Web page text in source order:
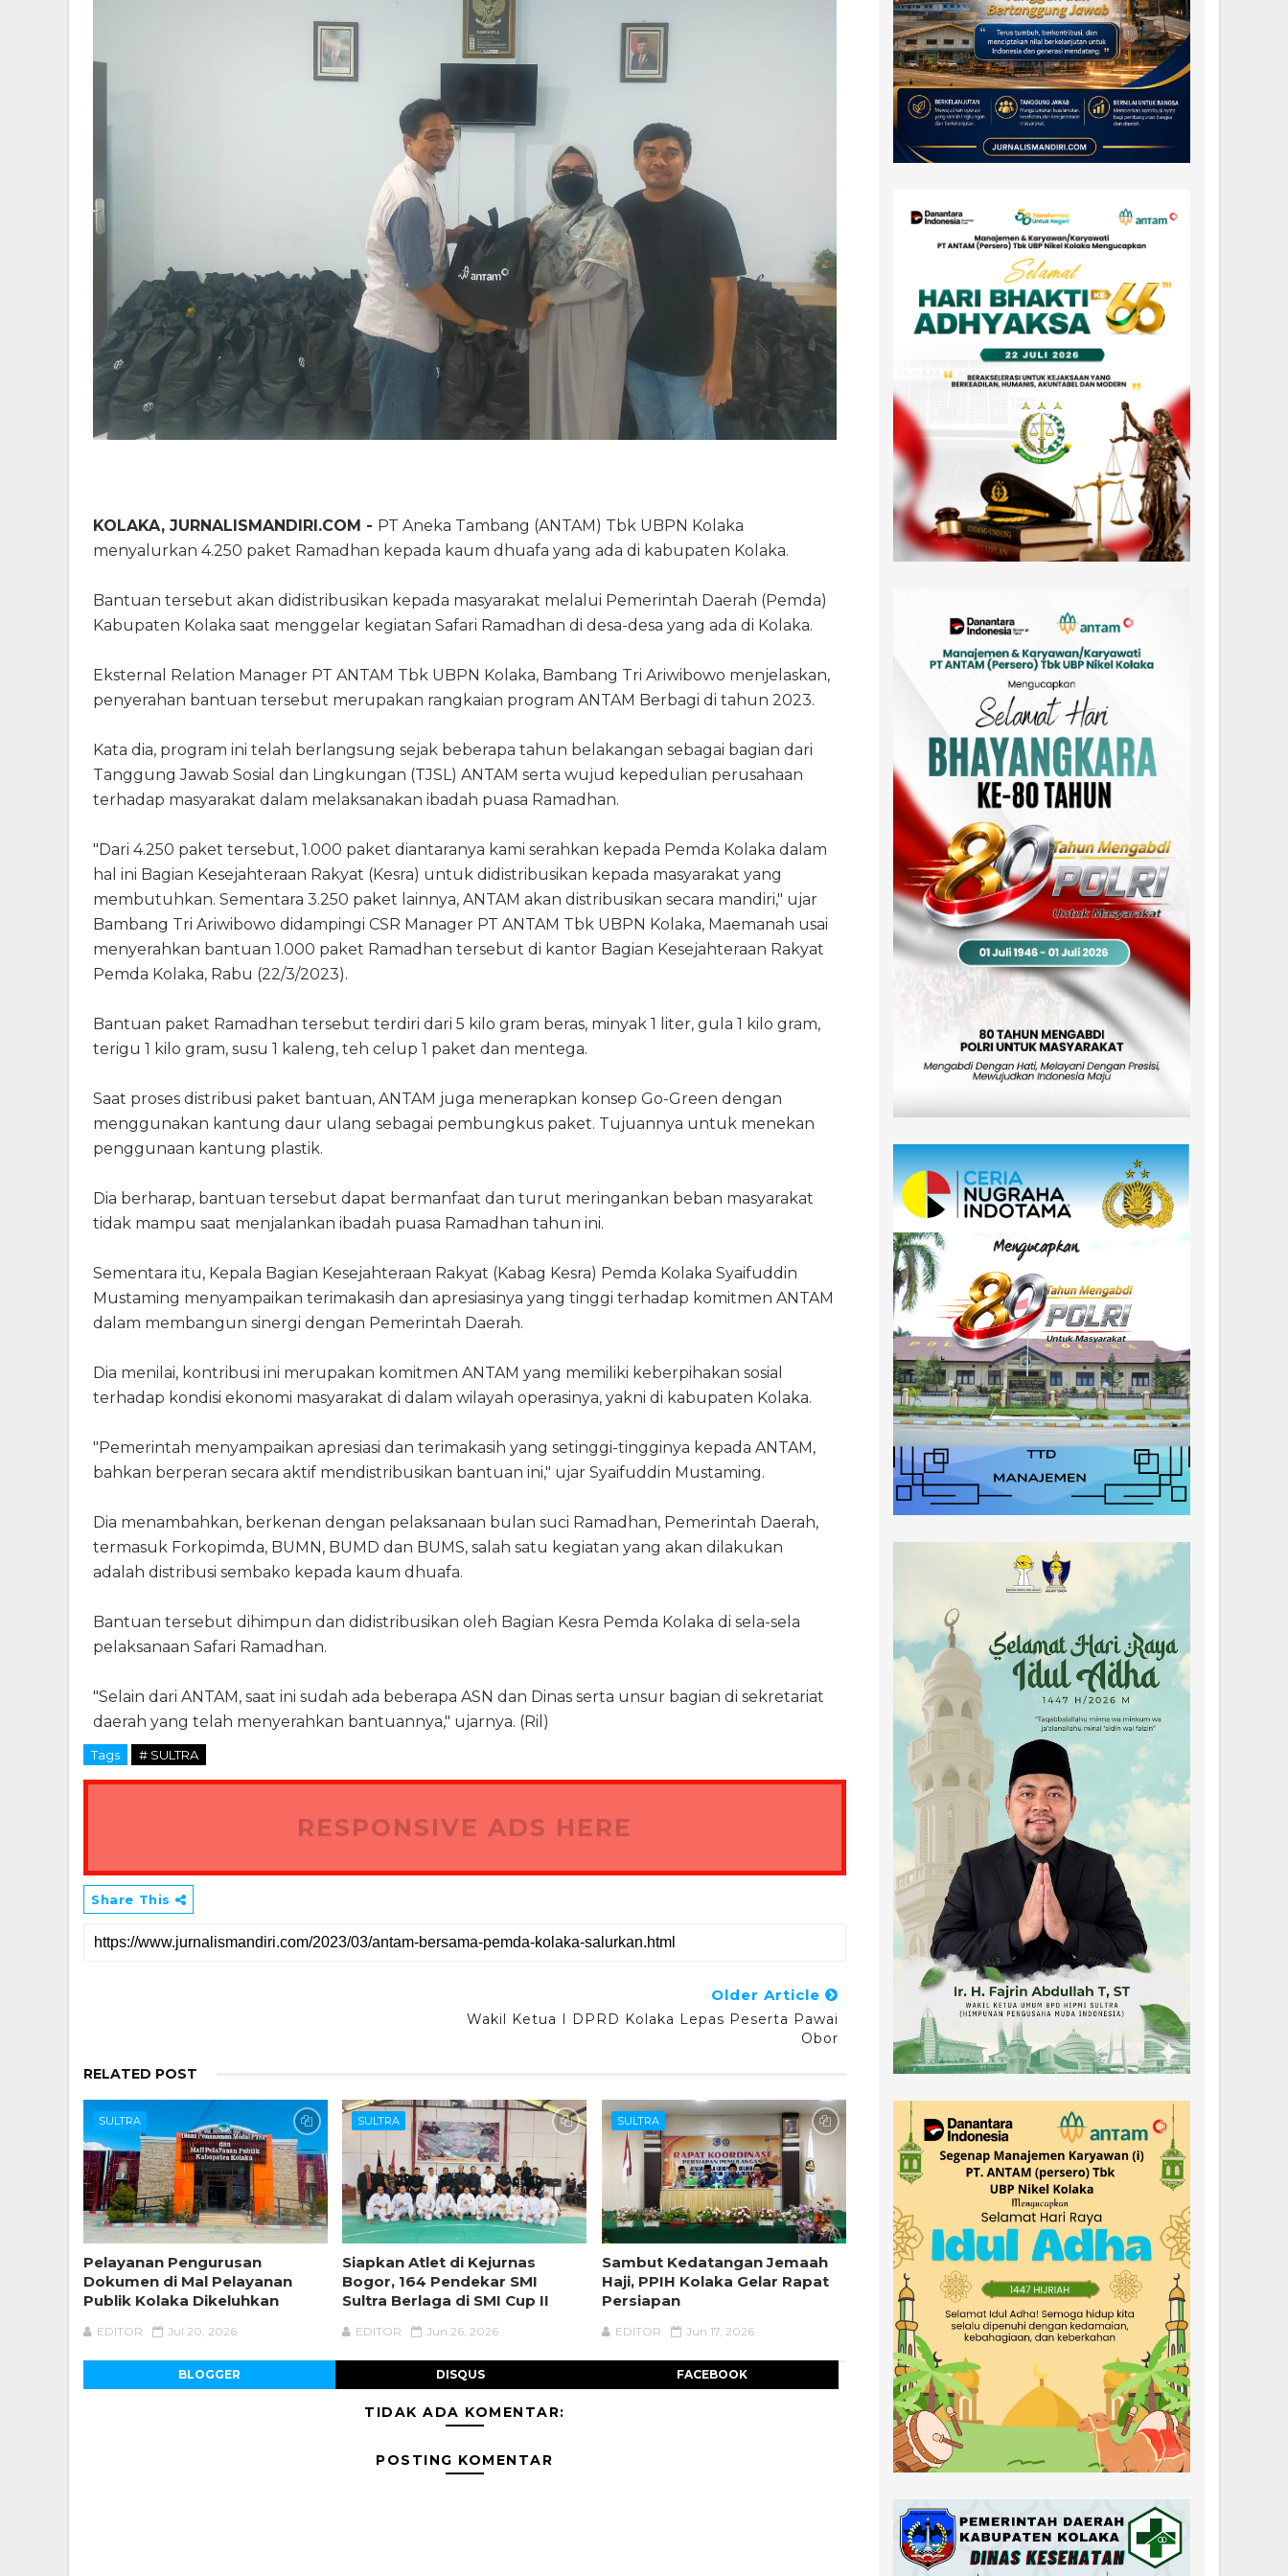
KOLAKA, JURNALISMANDIRI.COM - PT Aneka Tambang (ANTAM) Tbk UBPN Kolaka
menyalurkan 4.250 paket Ramadhan kepada kaum dhuafa yang ada di kabupaten Kolaka.
Bantuan tersebut akan didistribusikan kepada masyarakat melalui Pemerintah Daerah (Pemda)
Kabupaten Kolaka saat menggelar kegiatan Safari Ramadhan di desa-desa yang ada di Kolaka.
Eksternal Relation Manager PT ANTAM Tbk UBPN Kolaka, Bambang Tri Ariwibowo menjelaskan,
penyerahan bantuan tersebut merupakan rangkaian program ANTAM Berbagi di tahun 2023.
Kata dia, program ini telah berlangsung sejak beberapa tahun belakangan sebagai bagian dari
Tanggung Jawab Sosial dan Lingkungan (TJSL) ANTAM serta wujud kepedulian perusahaan
terhadap masyarakat dalam melaksanakan ibadah puasa Ramadhan.
"Dari 4.250 paket tersebut, 1.000 paket diantaranya kami serahkan kepada Pemda Kolaka dalam
hal ini Bagian Kesejahteraan Rakyat (Kesra) untuk didistribusikan kepada masyarakat yang
membutuhkan. Sementara 3.250 paket lainnya, ANTAM akan distribusikan secara mandiri," ujar
Bambang Tri Ariwibowo didampingi CSR Manager PT ANTAM Tbk UBPN Kolaka, Maemanah usai
menyerahkan bantuan 1.000 paket Ramadhan tersebut di kantor Bagian Kesejahteraan Rakyat
Pemda Kolaka, Rabu (22/3/2023).
Bantuan paket Ramadhan tersebut terdiri dari 5 kilo gram beras, minyak 1 liter, gula 1 kilo gram,
terigu 1 kilo gram, susu 1 kaleng, teh celup 1 paket dan mentega.
Saat proses distribusi paket bantuan, ANTAM juga menerapkan konsep Go-Green dengan
menggunakan kantung daur ulang sebagai pembungkus paket. Tujuannya untuk menekan
penggunaan kantung plastik.
Dia berharap, bantuan tersebut dapat bermanfaat dan turut meringankan beban masyarakat
tidak mampu saat menjalankan ibadah puasa Ramadhan tahun ini.
Sementara itu, Kepala Bagian Kesejahteraan Rakyat (Kabag Kesra) Pemda Kolaka Syaifuddin
Mustaming menyampaikan terimakasih dan apresiasinya yang tinggi terhadap komitmen ANTAM
dalam membangun sinergi dengan Pemerintah Daerah.
Dia menilai, kontribusi ini merupakan komitmen ANTAM yang memiliki keberpihakan sosial
terhadap kondisi ekonomi masyarakat di dalam wilayah operasinya, yakni di kabupaten Kolaka.
"Pemerintah menyampaikan apresiasi dan terimakasih yang setinggi-tingginya kepada ANTAM,
bahkan berperan secara aktif mendistribusikan bantuan ini," ujar Syaifuddin Mustaming.
Dia menambahkan, berkenan dengan pelaksanaan bulan suci Ramadhan, Pemerintah Daerah,
termasuk Forkopimda, BUMN, BUMD dan BUMS, salah satu kegiatan yang akan dilakukan
adalah distribusi sembako kepada kaum dhuafa.
Bantuan tersebut dihimpun dan didistribusikan oleh Bagian Kesra Pemda Kolaka di sela-sela
pelaksanaan Safari Ramadhan.
"Selain dari ANTAM, saat ini sudah ada beberapa ASN dan Dinas serta unsur bagian di sekretariat
daerah yang telah menyerahkan bantuannya," ujarnya. (Ril)
Tags # SULTRA
RESPONSIVE ADS HERE
Share This
Older Article
Wakil Ketua I DPRD Kolaka Lepas Peserta Pawai
Obor
RELATED POST
SULTRA
Pelayanan Pengurusan
Dokumen di Mal Pelayanan
Publik Kolaka Dikeluhkan
EDITOR Jul 20, 2026
SULTRA
Siapkan Atlet di Kejurnas
Bogor, 164 Pendekar SMI
Sultra Berlaga di SMI Cup II
EDITOR Jun 26, 2026
SULTRA
Sambut Kedatangan Jemaah
Haji, PPIH Kolaka Gelar Rapat
Persiapan
EDITOR Jun 17, 2026
BLOGGER DISQUS FACEBOOK
TIDAK ADA KOMENTAR:
POSTING KOMENTAR